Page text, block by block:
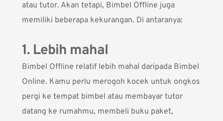
atau tutor. Akan tetapi, Bimbel Offline juga
memiliki beberapa kekurangan. Di antaranya:
1. Lebih mahal
Bimbel Offline relatif lebih mahal daripada Bimbel
Online. Kamu perlu merogoh kocek untuk ongkos
pergi ke tempat bimbel atau membayar tutor
datang ke rumahmu, membeli buku paket,